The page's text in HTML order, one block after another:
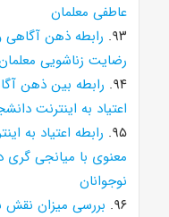
عاطفی معلمان
۹۳. رابطه ذهن آگاهی
رضایت زناشویی
۹۴. رابطه بین ذهن
اعتیاد به اینترنت
۹۵. رابطه اعتیاد به
معنوی با میانجی گری
نوجوانان
۹۶. بررسی میزان